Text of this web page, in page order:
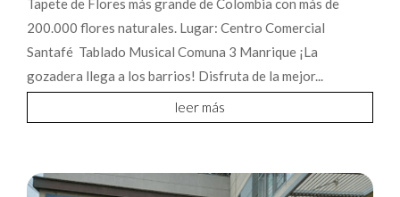
Tapete de Flores más grande de Colombia con más de
200.000 flores naturales. Lugar: Centro Comercial
Santafé Tablado Musical Comuna 3 Manrique ¡La
gozadera llega a los barrios! Disfruta de la mejor...
leer más